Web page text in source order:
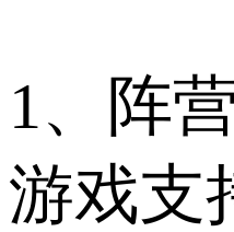
1、阵
游戏支